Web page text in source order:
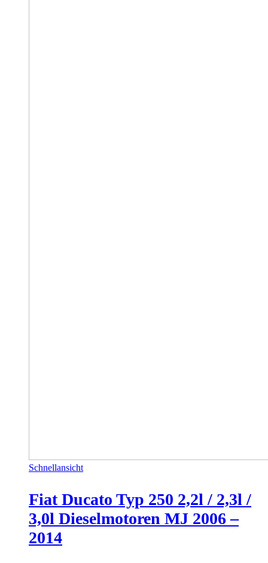
Schnellansicht
Fiat Ducato Typ 250 2,2l / 2,3l /
3,0l Dieselmotoren MJ 2006 –
2014